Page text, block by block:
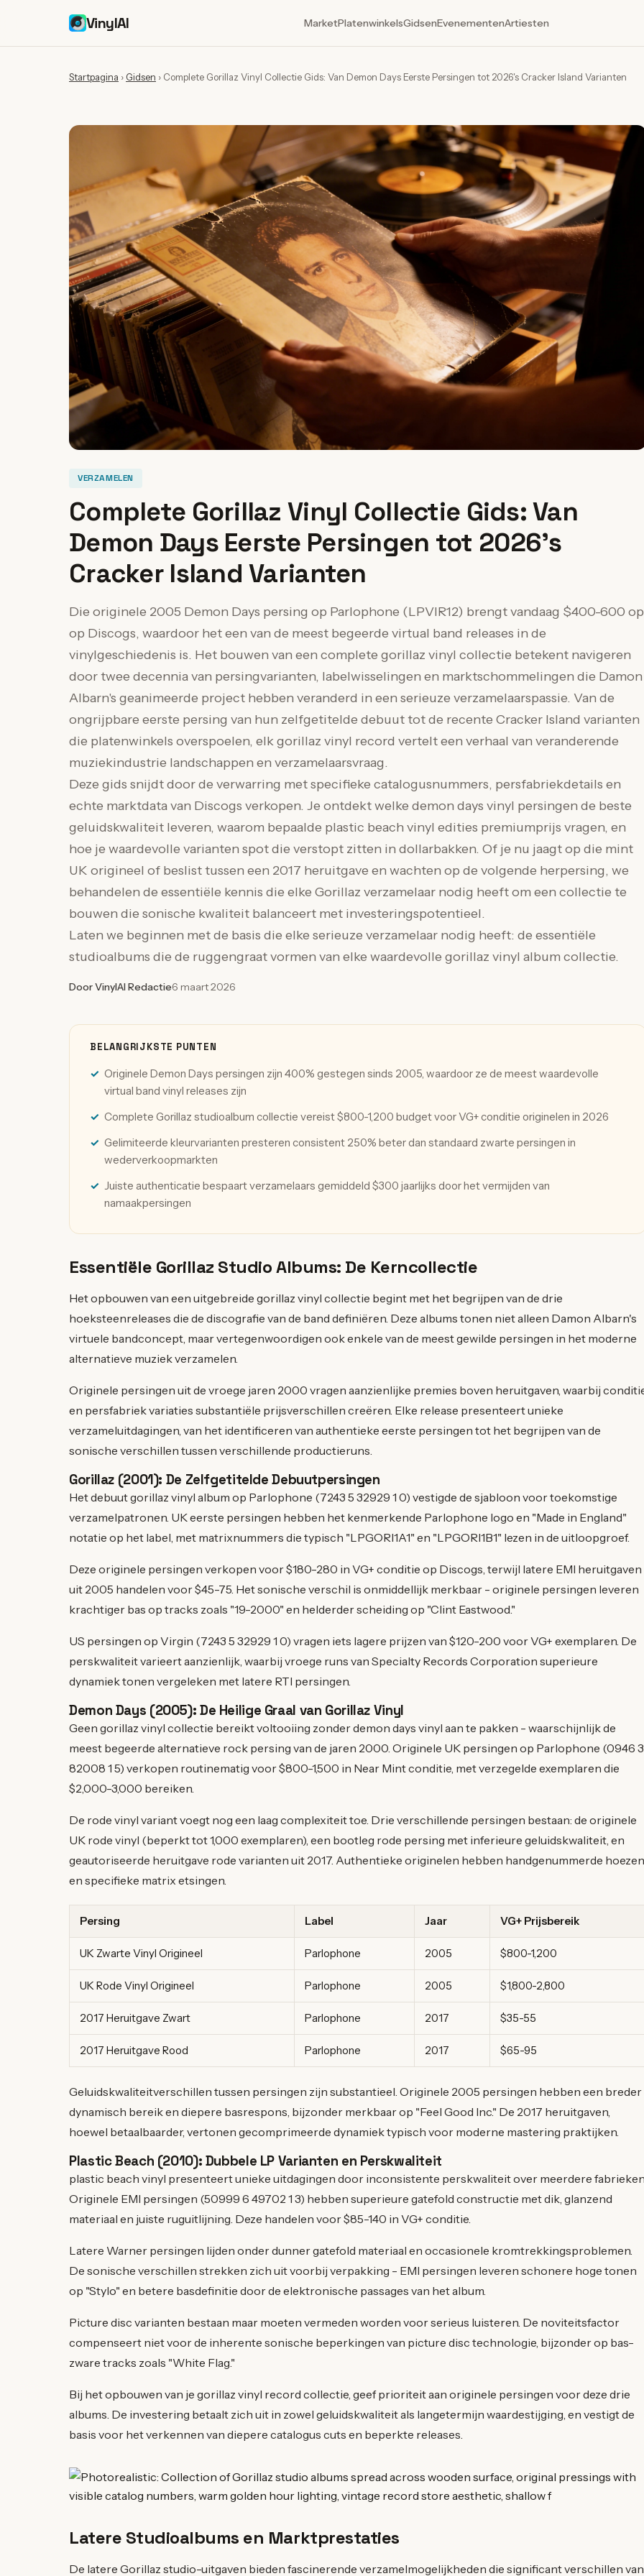
VinylAI MarketPlatenwinkelsGidsenEvenementenArtiesten
Startpagina › Gidsen › Complete Gorillaz Vinyl Collectie Gids: Van Demon Days Eerste Persingen tot 2026's Cracker Island Varianten
VERZAMELEN
Complete Gorillaz Vinyl Collectie Gids: Van
Demon Days Eerste Persingen tot 2026's
Cracker Island Varianten
Die originele 2005 Demon Days persing op Parlophone (LPVIR12) brengt vandaag $400-600 op
op Discogs, waardoor het een van de meest begeerde virtual band releases in de
vinylgeschiedenis is. Het bouwen van een complete gorillaz vinyl collectie betekent navigeren
door twee decennia van persingvarianten, labelwisselingen en marktschommelingen die Damon
Albarn's geanimeerde project hebben veranderd in een serieuze verzamelaarspassie. Van de
ongrijpbare eerste persing van hun zelfgetitelde debuut tot de recente Cracker Island varianten
die platenwinkels overspoelen, elk gorillaz vinyl record vertelt een verhaal van veranderende
muziekindustrie landschappen en verzamelaarsvraag.
Deze gids snijdt door de verwarring met specifieke catalogusnummers, persfabriekdetails en
echte marktdata van Discogs verkopen. Je ontdekt welke demon days vinyl persingen de beste
geluidskwaliteit leveren, waarom bepaalde plastic beach vinyl edities premiumprijs vragen, en
hoe je waardevolle varianten spot die verstopt zitten in dollarbakken. Of je nu jaagt op die mint
UK origineel of beslist tussen een 2017 heruitgave en wachten op de volgende herpersing, we
behandelen de essentiële kennis die elke Gorillaz verzamelaar nodig heeft om een collectie te
bouwen die sonische kwaliteit balanceert met investeringspotentieel.
Laten we beginnen met de basis die elke serieuze verzamelaar nodig heeft: de essentiële
studioalbums die de ruggengraat vormen van elke waardevolle gorillaz vinyl album collectie.
Door VinylAI Redactie6 maart 2026
BELANGRIJKSTE PUNTEN
Originele Demon Days persingen zijn 400% gestegen sinds 2005, waardoor ze de meest waardevolle
virtual band vinyl releases zijn
Complete Gorillaz studioalbum collectie vereist $800-1,200 budget voor VG+ conditie originelen in 2026
Gelimiteerde kleurvarianten presteren consistent 250% beter dan standaard zwarte persingen in
wederverkoopmarkten
Juiste authenticatie bespaart verzamelaars gemiddeld $300 jaarlijks door het vermijden van
namaakpersingen
Essentiële Gorillaz Studio Albums: De Kerncollectie
Het opbouwen van een uitgebreide gorillaz vinyl collectie begint met het begrijpen van de drie
hoeksteenreleases die de discografie van de band definiëren. Deze albums tonen niet alleen Damon Albarn's
virtuele bandconcept, maar vertegenwoordigen ook enkele van de meest gewilde persingen in het moderne
alternatieve muziek verzamelen.
Originele persingen uit de vroege jaren 2000 vragen aanzienlijke premies boven heruitgaven, waarbij
en persfabriek variaties substantiële prijsverschillen creëren. Elke release presenteert unieke
verzameluitdagingen, van het identificeren van authentieke eerste persingen tot het begrijpen van de
sonische verschillen tussen verschillende productieruns.
Gorillaz (2001): De Zelfgetitelde Debuutpersingen
Het debuut gorillaz vinyl album op Parlophone (7243 5 32929 1 0) vestigde de sjabloon voor toekomstige
verzamelpatronen. UK eerste persingen hebben het kenmerkende Parlophone logo en "Made in England"
notatie op het label, met matrixnummers die typisch "LPGORI1A1" en "LPGORI1B1" lezen in de uitloopgroef.
Deze originele persingen verkopen voor $180-280 in VG+ conditie op Discogs, terwijl latere EMI heruitgaven
uit 2005 handelen voor $45-75. Het sonische verschil is onmiddellijk merkbaar - originele persingen leveren
krachtiger bas op tracks zoals "19-2000" en helderder scheiding op "Clint Eastwood."
US persingen op Virgin (7243 5 32929 1 0) vragen iets lagere prijzen van $120-200 voor VG+ exemplaren. De
perskwaliteit varieert aanzienlijk, waarbij vroege runs van Specialty Records Corporation superieure
dynamiek tonen vergeleken met latere RTI persingen.
Demon Days (2005): De Heilige Graal van Gorillaz Vinyl
Geen gorillaz vinyl collectie bereikt voltooiing zonder demon days vinyl aan te pakken - waarschijnlijk de
meest begeerde alternatieve rock persing van de jaren 2000. Originele UK persingen op Parlophone (0946 3
82008 1 5) verkopen routinematig voor $800-1,500 in Near Mint conditie, met verzegelde exemplaren die
$2,000-3,000 bereiken.
De rode vinyl variant voegt nog een laag complexiteit toe. Drie verschillende persingen bestaan: de originele
UK rode vinyl (beperkt tot 1,000 exemplaren), een bootleg rode persing met inferieure geluidskwaliteit, en
geautoriseerde heruitgave rode varianten uit 2017. Authentieke originelen hebben handgenummerde hoezen
en specifieke matrix etsingen.
Persing Label Jaar VG+ Prijsbereik
UK Zwarte Vinyl Origineel Parlophone 2005 $800-1,200
UK Rode Vinyl Origineel Parlophone 2005 $1,800-2,800
2017 Heruitgave Zwart Parlophone 2017 $35-55
2017 Heruitgave Rood Parlophone 2017 $65-95
Geluidskwaliteitverschillen tussen persingen zijn substantieel. Originele 2005 persingen hebben een breder
dynamisch bereik en diepere basrespons, bijzonder merkbaar op "Feel Good Inc." De 2017 heruitgaven,
hoewel betaalbaarder, vertonen gecomprimeerde dynamiek typisch voor moderne mastering praktijken.
Plastic Beach (2010): Dubbele LP Varianten en Perskwaliteit
plastic beach vinyl presenteert unieke uitdagingen door inconsistente perskwaliteit over meerdere
Originele EMI persingen (50999 6 49702 1 3) hebben superieure gatefold constructie met dik, glanzend
materiaal en juiste ruguitlijning. Deze handelen voor $85-140 in VG+ conditie.
Latere Warner persingen lijden onder dunner gatefold materiaal en occasionele kromtrekkingsproblemen.
De sonische verschillen strekken zich uit voorbij verpakking - EMI persingen leveren schonere hoge tonen
op "Stylo" en betere basdefinitie door de elektronische passages van het album.
Picture disc varianten bestaan maar moeten vermeden worden voor serieus luisteren. De noviteitsfactor
compenseert niet voor de inherente sonische beperkingen van picture disc technologie, bijzonder op bas-
zware tracks zoals "White Flag."
Bij het opbouwen van je gorillaz vinyl record collectie, geef prioriteit aan originele persingen voor deze drie
albums. De investering betaalt zich uit in zowel geluidskwaliteit als langetermijn waardestijging, en vestigt de
basis voor het verkennen van diepere catalogus cuts en beperkte releases.
Latere Studioalbums en Marktprestaties
De latere Gorillaz studio-uitgaven bieden fascinerende verzamelmogelijkheden die significant verschillen van